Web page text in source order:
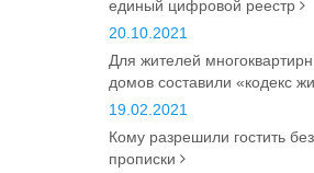
единый цифровой реестр
20.10.2021
Для жителей
домов составили «кодекс
19.02.2021
Кому разрешили гостить без
прописки